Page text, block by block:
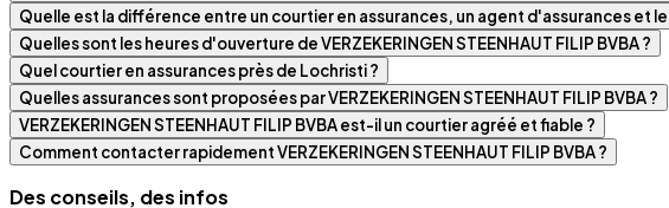
Quelle est la différence entre un courtier en assurances, un agent d'assurances et
Quelles sont les heures d'ouverture de VERZEKERINGEN STEENHAUT FILIP BVBA ?
Quel courtier en assurances près de Lochristi ?
Quelles assurances sont proposées par VERZEKERINGEN STEENHAUT FILIP BVBA ?
VERZEKERINGEN STEENHAUT FILIP BVBA est-il un courtier agréé et fiable ?
Comment contacter rapidement VERZEKERINGEN STEENHAUT FILIP BVBA ?
Des conseils, des infos